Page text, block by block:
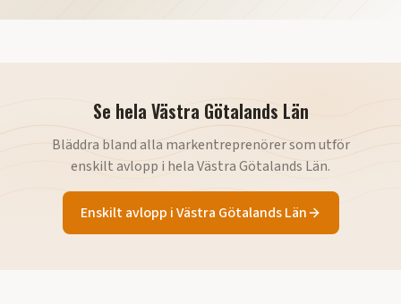
Se hela Västra Götalands Län
Bläddra bland alla markentreprenörer som utför
enskilt avlopp i helaVästra Götalands Län.
Enskilt avlopp iVästra Götalands Län